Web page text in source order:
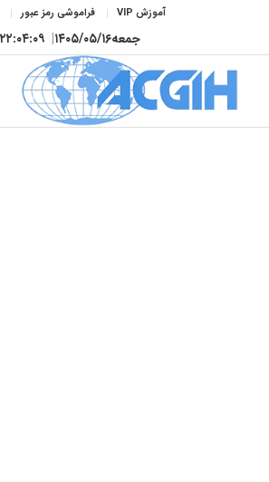
آموزش VIP فراموشی رمز عبور
جمعه۱۴۰۵/۰۵/۱۶| ۲۲:۰۴:۱۰